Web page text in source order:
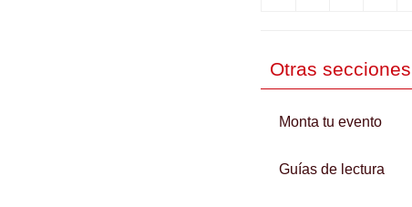
Otras secciones
Monta tu evento
Guías de lectura